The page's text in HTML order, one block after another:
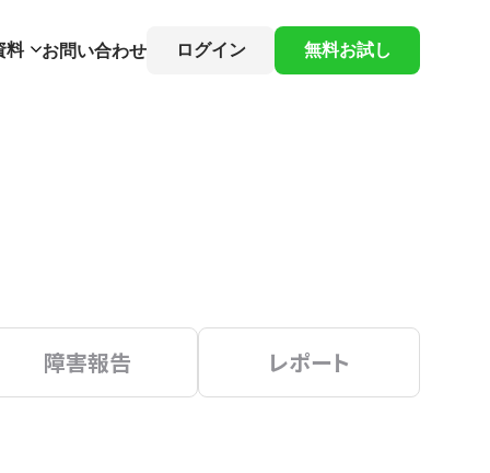
料 お問い合わせ ログイン 無料お試し
障害報告 レポート